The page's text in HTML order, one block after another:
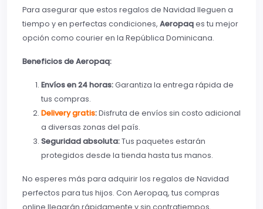
Para asegurar que estos regalos de Navidad lleguen a
tiempo y en perfectas condiciones, Aeropaqes tu mejor
opción como courier en la República Dominicana.
Beneficios de Aeropaq:
Envíos en 24 horas:Garantiza la entrega rápida de
tus compras.
Delivery gratis:Disfruta de envíos sin costo adicional
a diversas zonas del país.
Seguridad absoluta:Tus paquetes estarán
protegidos desde la tienda hasta tus manos.
No esperes más para adquirir los regalos de Navidad
perfectos para tus hijos. Con Aeropaq, tus compras
online llegarán rápidamente y sin contratiempos.